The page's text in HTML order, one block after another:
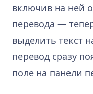
включив на ней
перевода —
выделить текст
перевод сразу
поле на панели